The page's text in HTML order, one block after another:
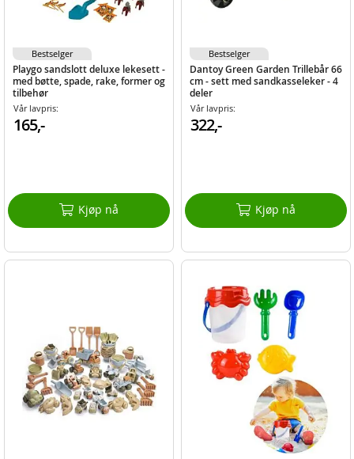
Playgo sandslott deluxe lekesett -
med bøtte, spade, rake, former og
tilbehør
Vår lavpris:
165,-
Kjøp nå
Bestselger
Dantoy Green Garden Trillebår 66
cm - sett med sandkasseleker - 4
deler
Vår lavpris:
322,-
Kjøp nå
Bestselger